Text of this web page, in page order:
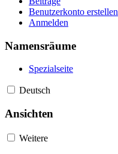
Benutzerkonto erstellen
Anmelden
Namensräume
Spezialseite
Deutsch
Ansichten
Weitere